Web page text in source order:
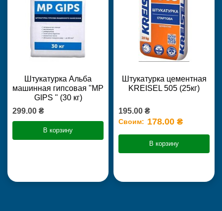
Штукатурка Альба
машинная гипсовая "MP
GIPS " (30 кг)
299.00 ₴
В корзину
Штукатурка цементная
KREISEL 505 (25кг)
195.00 ₴
Своим: 178.00 ₴
В корзину